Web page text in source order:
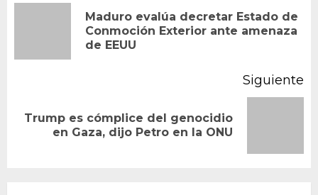
entradas
Maduro evalúa decretar Estado de
Conmoción Exterior ante amenaza
de EEUU
Siguiente
Siguiente
entrada:
Trump es cómplice del genocidio
en Gaza, dijo Petro en la ONU